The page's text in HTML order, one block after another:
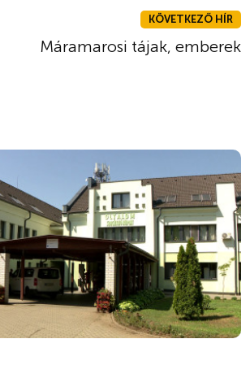
KÖVETKEZŐ HÍR
Máramarosi tájak, emberek